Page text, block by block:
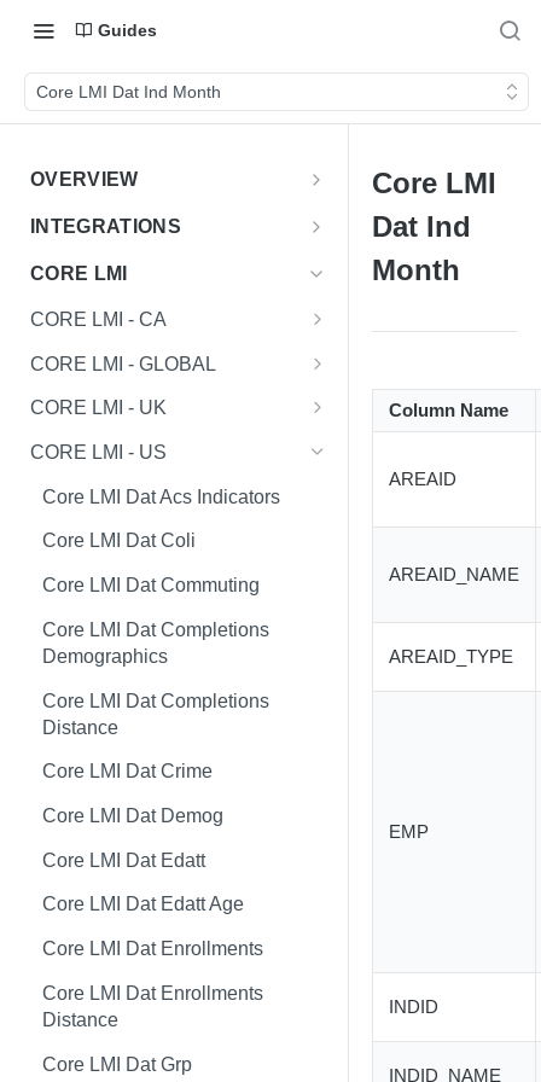
Guides
Core LMI Dat Ind Month
OVERVIEW
Important Note
INTEGRATIONS
Shares
CORE LMI
CORE LMI - CA
Core LMI Dat Demog
Core LMI Dat Ed
Core LMI Dat Ind
Core LMI Dat Occ
Core LMI Dat Unemp Ind
Core LMI Dat Wf Demog
Core LMI Ref Csd Cd Prov
Core LMI Ref Csd Cma
CORE LMI - GLOBAL
Core LMI Detailed Dat Ind
Core LMI Detailed Dat Occ
Core LMI Detailed Dim Ind
Core LMI Detailed Dim Occ
Core LMI Detailed Meta
Core LMI Detailed Ref Areaid
CORE LMI - UK
Core LMI Dat Demog
Core LMI Dat Econ Activity
Core LMI Dat Ind
Core LMI Dat Ind Gender Age
Core LMI Dat Occ Gender Age
Core LMI Dat Occ
Core LMI Dat Staffing
Core LMI Ref Lau1 Nuts3 Nuts1
CORE LMI - US
Core LMI Dat Acs Indicators
Core LMI Dat Coli
Core LMI Dat Commuting
Core LMI Dat Completions
Demographics
Core LMI Dat Completions
Distance
Core LMI Dat Crime
Core LMI Dat Demog
Core LMI Dat Edatt
Core LMI Dat Edatt Age
Core LMI Dat Enrollments
Core LMI Dat Enrollments
Distance
Core LMI Dat Grp
Core LMI
Dat Ind
Month
Column Name
AREAID
AREAID_NAME
AREAID_TYPE
EMP
INDID
INDID_NAME